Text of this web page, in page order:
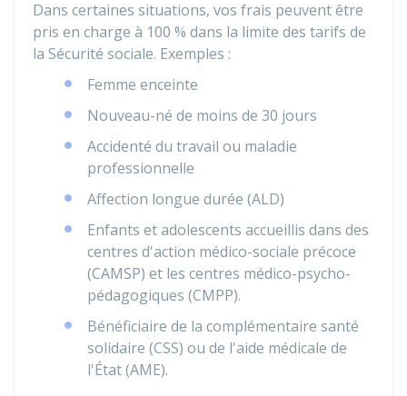
Dans certaines situations, vos frais peuvent être
pris en charge à 100 % dans la limite des tarifs de
la Sécurité sociale. Exemples :
Femme enceinte
Nouveau-né de moins de 30 jours
Accidenté du travail ou maladie
professionnelle
Affection longue durée (ALD)
Enfants et adolescents accueillis dans des
centres d'action médico-sociale précoce
(CAMSP) et les centres médico-psycho-
pédagogiques (CMPP).
Bénéficiaire de la complémentaire santé
solidaire (CSS) ou de l'aide médicale de
l'État (AME).